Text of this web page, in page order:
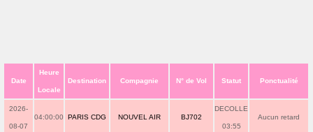
Date
Heure
Locale
Destination Compagnie N° de Vol Statut Ponctualité
2026-
08-07
04:00:00 PARIS CDG NOUVEL AIR BJ702
DECOLLE
03:55
Aucun retard